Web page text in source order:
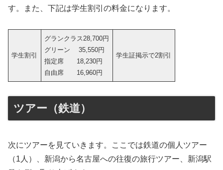
す。また、下記は学生割引の料金になります。
学生割引
グランクラス28,700円
グリーン 35,550円
指定席 18,230円
自由席 16,960円
学生証掲示で2割引
ツアー（鉄道）
次にツアーを見ていきます。ここでは鉄道の個人ツアー
（1人）、新潟から名古屋への往復の旅行ツアー、新潟駅